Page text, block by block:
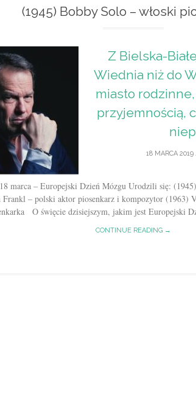
(1945) Bobby Solo – włoski
Z Bielska-
Wiednia niż do
miasto
przyjemnością,
18 MARCA 2019
marca – Europejski Dzień Mózgu Urodzili się:
Frankl – polski aktor piosenkarz i kompozytor (1963)
O święcie dzisiejszym, jakim jest Europejski
CONTINUE READING →